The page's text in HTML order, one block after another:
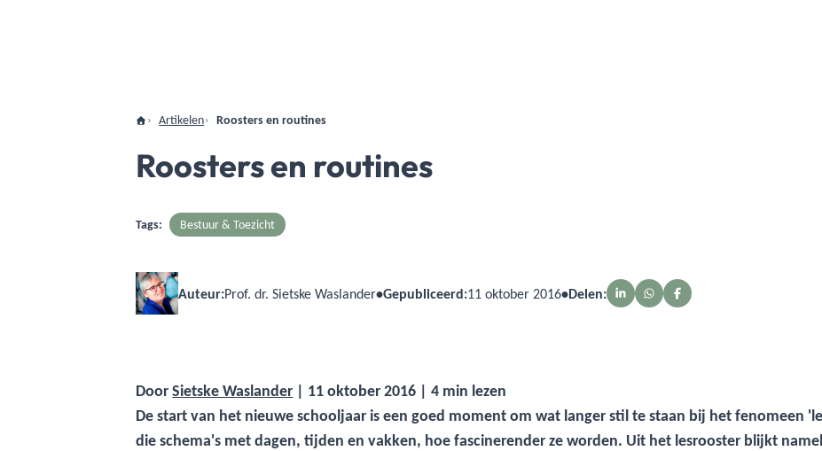
Artikelen Roosters en routines
Roosters en routines
Tags: Bestuur & Toezicht
Auteur:Prof. dr. Sietske Waslander•Gepubliceerd:11 oktober 2016•Delen:
DoorSietske Waslander | 11 oktober 2016 | 4 min lezen
De start van het nieuwe schooljaar is een goed moment om wat langer stil te staan bij het fenomeen
die schema's met dagen, tijden en vakken, hoe fascinerender ze worden. Uit het lesrooster blijkt